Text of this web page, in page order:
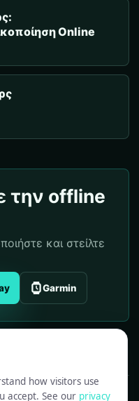
Online
την offline
και στείλτε
Garmin
how visitors use
accept. See our privacy